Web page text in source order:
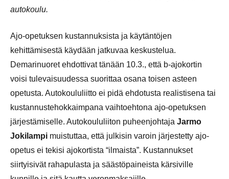
autokoulu.
Ajo-opetuksen kustannuksista ja käytäntöjen
kehittämisestä käydään jatkuvaa keskustelua.
Demarinuoret ehdottivat tänään 10.3., että b-ajokortin
voisi tulevaisuudessa suorittaa osana toisen asteen
opetusta. Autokoululiitto ei pidä ehdotusta realistisena tai
kustannustehokkaimpana vaihtoehtona ajo-opetuksen
järjestämiselle. Autokoululiiton puheenjohtaja Jarmo
Jokilampi muistuttaa, että julkisin varoin järjestetty ajo-
opetus ei tekisi ajokortista “ilmaista”. Kustannukset
siirtyisivät rahapulasta ja säästöpaineista kärsiville